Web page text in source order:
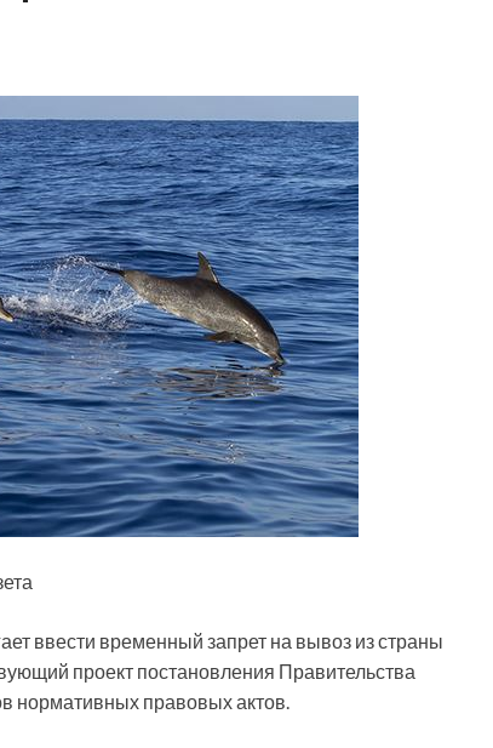
ввести временный запрет на вывоз из страны
проект постановления Правительства
нормативных правовых актов.